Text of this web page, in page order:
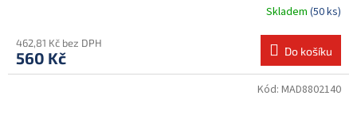
Skladem (50 ks)
462,81 Kč bez DPH
560 Kč Do košíku
Kód: MAD8802140